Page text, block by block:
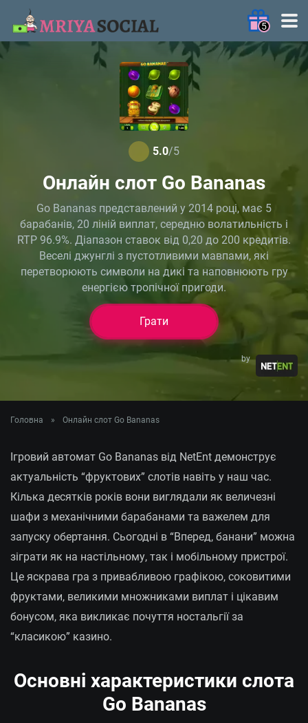
5
MRIYA2025
— 120FS у
Fortune Fish
Frenzy: Bonus
Combo
MRIYA2025
— 77FS у Big
Catch Bonanza:
Perfect Haul
MRIYAON
— 25FS у Sun of
Egypt 5
Грати
MRIYA2025
— 100 спінів у
Грати
MRIYA2025
— 77FS у Big
5.0/5
Онлайн слот Go Bananas
Go Bananas представлений у 2014 році, має 5
барабанів, 20 ліній виплат, середню волатильність і
RTP 96.9%. Діапазон ставок від 0,20 до 200 кредитів.
Веселі джунглі з пустотливими мавпами, які
перетворюють символи на дикі та наповнюють гру
енергією тропічної пригоди.
Грати
by
Головна » Онлайн слот Go Bananas
Ігровий автомат Go Bananas від NetEnt демонструє
актуальність “фруктових” слотів навіть у наш час.
Кілька десятків років вони виглядали як величезні
шафи з механічними барабанами та важелем для
запуску обертання. Сьогодні в “Вперед, банани” можна
зіграти як на настільному, так і мобільному пристрої.
Це яскрава гра з привабливою графікою, соковитими
фруктами, великими множниками виплат і цікавим
бонусом, яка викликає почуття ностальгії за
“класикою” казино.
Основні характеристики слота
Go Bananas